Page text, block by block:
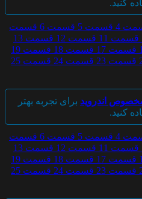
کنید.
4 قسمت 5 قسمت 6
قسمت
قسمت 11 قسمت 12
قسمت 13
قسمت 17 قسمت 18
قسمت 19
قسمت 23 قسمت 24
قسمت 25
اندروید برای تجربه بهتر
کنید.
4 قسمت 5 قسمت 6
قسمت
قسمت 11 قسمت 12
قسمت 13
قسمت 17 قسمت 18
قسمت 19
قسمت 23 قسمت 24
قسمت 25